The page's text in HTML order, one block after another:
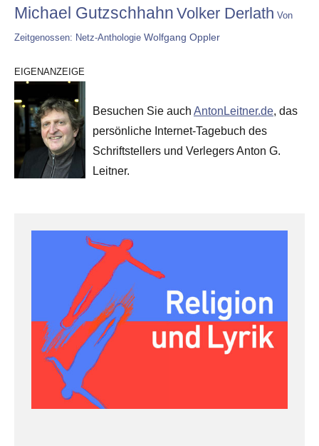
Michael Gutzschhahn Volker Derlath Von
Zeitgenossen: Netz-Anthologie Wolfgang Oppler
EIGENANZEIGE
Besuchen Sie auch AntonLeitner.de, das
persönliche Internet-Tagebuch des
Schriftstellers und Verlegers Anton G.
Leitner.